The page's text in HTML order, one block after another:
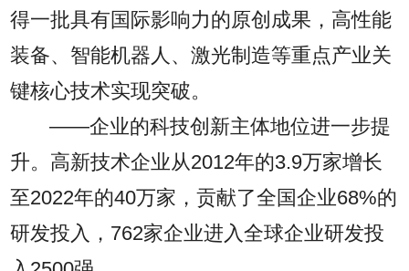
得一批具有国际影响力的原创成果，高性能
装备、智能机器人、激光制造等重点产业关
键核心技术实现突破。
——企业的科技创新主体地位进一步提
升。高新技术企业从2012年的3.9万家增长
至2022年的40万家，贡献了全国企业68%的
研发投入，762家企业进入全球企业研发投